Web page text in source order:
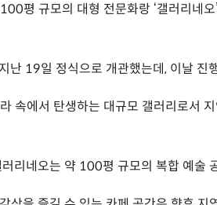
평 규모의 대형 전문화랑 ‘갤러리네
19일 정식으로 개관했는데, 이날
속에서 탄생하는 대규모 갤러리로서
리네오는 약 100평 규모의 복합 예